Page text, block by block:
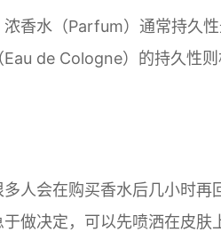
香水（Parfum）通常持久
de Cologne）的持久性
人会在购买香水后几小时再
做决定，可以先喷洒在皮肤